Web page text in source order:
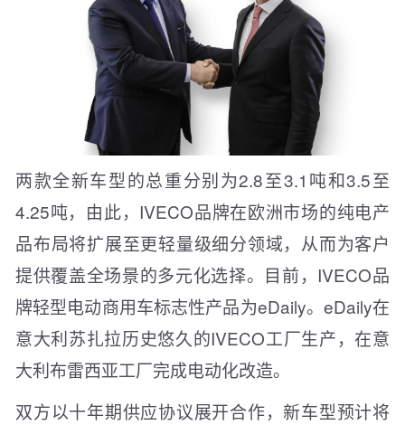
两款全新车型的总重分别为2.8至3.1吨和3.5至
4.25吨，由此，IVECO品牌在欧洲市场的纯电产
品布局将扩展至更轻量级细分领域，从而为客户
提供覆盖全场景的多元化选择。目前，IVECO品
牌轻型电动商用车标志性产品为eDaily。eDaily在
意大利苏扎拉历史悠久的IVECO工厂生产，在意
大利布雷西亚工厂完成电动化改造。
双方以十年期供应协议展开合作，新车型预计将